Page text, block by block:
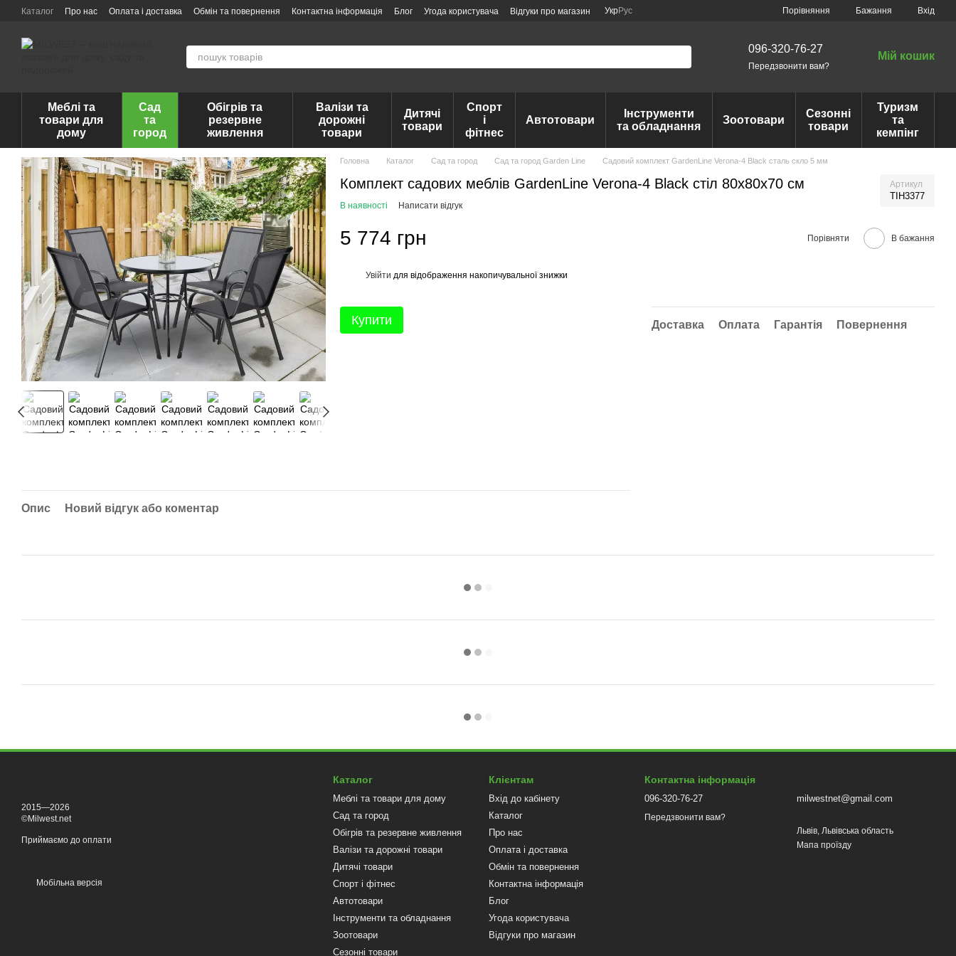
Перейти до основного контенту
Каталог Про нас Оплата і доставка Обмін та повернення Контактна інформація Блог Угода користувача Відгуки про магазин УкрРус Порівняння Бажання Вхід
096-320-76-27
Передзвонити вам?
Мій кошик
Меблі та
товари для
дому
Сад
та
город
Обігрів та
резервне
живлення
Валізи та
дорожні
товари
Дитячі
товари
Спорт
і
фітнес
Автотовари
Інструменти
та обладнання
Зоотовари
Сезонні
товари
Туризм
та
кемпінг
Головна Каталог Сад та город Сад та город Garden Line Садовий комплект GardenLine Verona-4 Black сталь скло 5 мм
Комплект садових меблів GardenLine Verona-4 Black стіл 80х80х70 см Артикул
TIH3377
В наявності Написати відгук
5 774 грн Порівняти В бажання
Увійти для відображення накопичувальної знижки
Купити Доставка Оплата Гарантія Повернення
Опис Новий відгук або коментар
2015—2026
©Milwest.net
Приймаємо до оплати
Мобільна версія
Каталог
Меблі та товари для дому
Сад та город
Обігрів та резервне живлення
Валізи та дорожні товари
Дитячі товари
Спорт і фітнес
Автотовари
Інструменти та обладнання
Зоотовари
Сезонні товари
Клієнтам
Вхід до кабінету
Каталог
Про нас
Оплата і доставка
Обмін та повернення
Контактна інформація
Блог
Угода користувача
Відгуки про магазин
Контактна інформація
096-320-76-27
Передзвонити вам?
milwestnet@gmail.com
Львів, Львівська область
Мапа проїзду